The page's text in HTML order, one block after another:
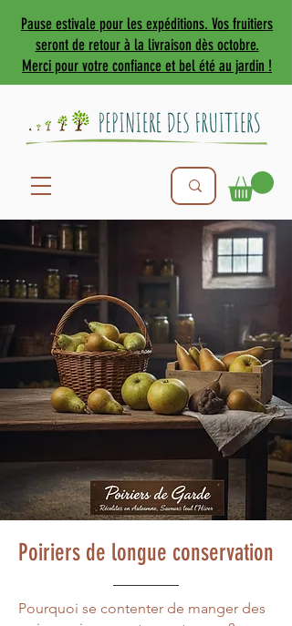
Pause estivale pour les expéditions. Vos fruitiers
seront de retour à la livraison dès octobre.
Merci pour votre confiance et bel été au jardin !
Poiriers de longue conservation
Pourquoi se contenter de manger des